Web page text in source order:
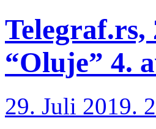
Telegraf.rs,
“Oluje” 4.
29. Juli 2019.